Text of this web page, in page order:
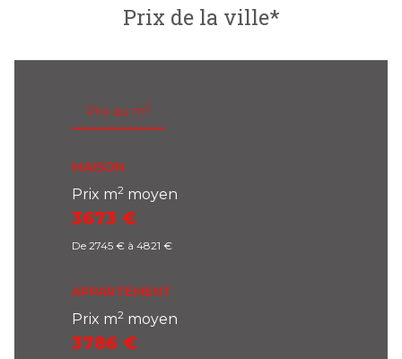
Prix de la ville*
Prix au m2
MAISON
Prix m2 moyen
3673 €
De 2745 € à 4821 €
APPARTEMENT
Prix m2 moyen
3786 €